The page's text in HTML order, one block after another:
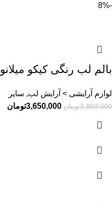
-8%
بالم لب رنگی کیکو میلانو
لوازم آرایشی > آرایش لب, سایر
3,950,000تومان 3,650,000تومان